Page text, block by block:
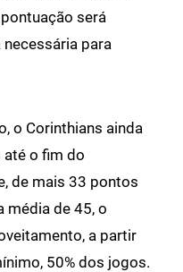
será
para
o Corinthians ainda
o fim do
de mais 33 pontos
média de 45, o
a partir
50% dos jogos.